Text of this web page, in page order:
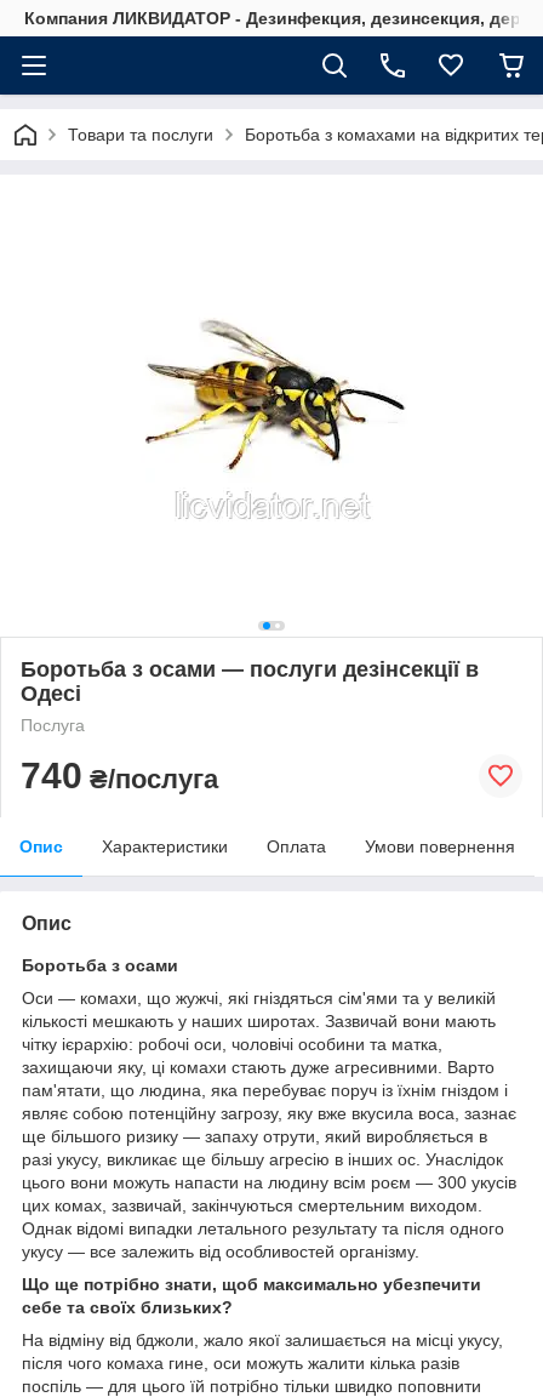
Компания ЛИКВИДАТОР - Дезинфекция, дезинсекция,
Товари та послуги Боротьба з комахами на відкритих
Боротьба з осами — послуги дезінсекції в
Одесі
Послуга
740 ₴/послуга
Опис Характеристики Оплата Умови повернення
Опис
Боротьба з осами
Оси — комахи, що жужчі, які гніздяться сім'ями та у великій
кількості мешкають у наших широтах. Зазвичай вони мають
чітку ієрархію: робочі оси, чоловічі особини та матка,
захищаючи яку, ці комахи стають дуже агресивними. Варто
пам'ятати, що людина, яка перебуває поруч із їхнім гніздом і
являє собою потенційну загрозу, яку вже вкусила воса, зазнає
ще більшого ризику — запаху отрути, який виробляється в
разі укусу, викликає ще більшу агресію в інших ос. Унаслідок
цього вони можуть напасти на людину всім роєм — 300 укусів
цих комах, зазвичай, закінчуються смертельним виходом.
Однак відомі випадки летального результату та після одного
укусу — все залежить від особливостей організму.
Що ще потрібно знати, щоб максимально убезпечити
себе та своїх близьких?
На відміну від бджоли, жало якої залишається на місці укусу,
після чого комаха гине, оси можуть жалити кілька разів
поспіль — для цього їй потрібно тільки швидко поповнити